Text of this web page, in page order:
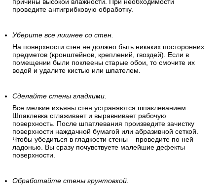
причины высокой влажности. При необходимости
проведите антигрибковую обработку.
Уберите все лишнее со стен.
На поверхности стен не должно быть никаких посторонних
предметов (кронштейнов, креплений, гвоздей). Если в
помещении были поклеены старые обои, то смочите их
водой и удалите кистью или шпателем.
Сделайте стены гладкими.
Все мелкие изъяны стен устраняются шпаклеванием.
Шпаклевка сглаживает и выравнивает рабочую
поверхность. После шпатлевания произведите зачистку
поверхности наждачной бумагой или абразивной сеткой.
Чтобы убедиться в гладкости стены – проведите по ней
ладонью. Вы сразу почувствуете малейшие дефекты
поверхности.
Обработайте стены грунтовкой.